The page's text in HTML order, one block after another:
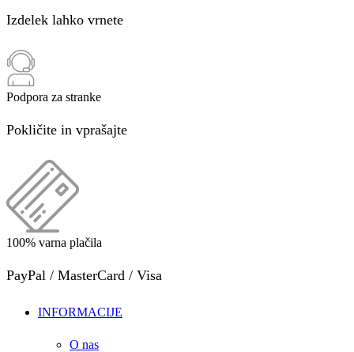
Izdelek lahko vrnete
Podpora za stranke
Pokličite in vprašajte
100% varna plačila
PayPal / MasterCard / Visa
INFORMACIJE
O nas